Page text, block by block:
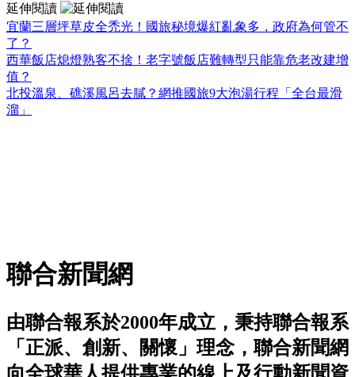
延伸閱讀
宜蘭三層坪草皮全禿光！國旅秘境爆紅亂象多，政府為何管不
了？
西華飯店熄燈熟客不捨！老字號飯店難轉型只能靠危老改建增
值？
北投溫泉、礁溪風呂去膩？網推國旅9大泡湯行程「全台最滑
溜」
聯合新聞網
由聯合報系於2000年成立，秉持聯合報系
「正派、創新、關懷」理念，聯合新聞網
向全球華人提供專業的線上及行動新聞資